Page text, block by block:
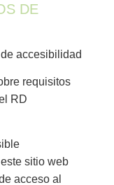
DE
accesibilidad
requisitos
RD
sitio web
acceso al